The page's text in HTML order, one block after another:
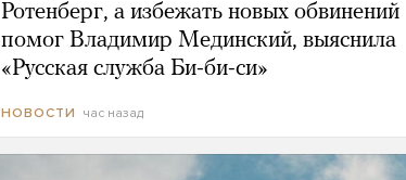
Ротенберг, а избежать новых обвинений
помог Владимир Мединский, выяснила
«Русская служба Би-би-си»
НОВОСТИ час назад